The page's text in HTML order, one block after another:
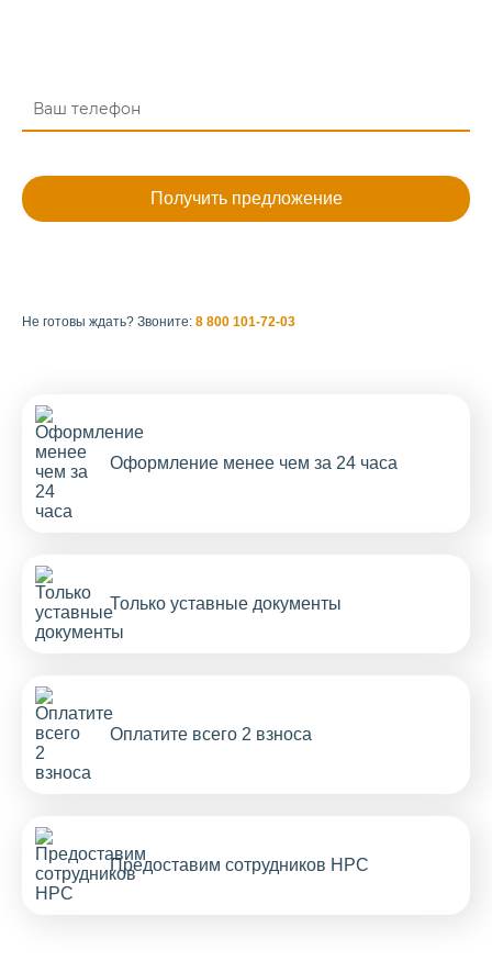
Не готовы ждать? Звоните: 8 800 101-72-03
Оформление менее чем за 24 часа
Только уставные документы
Оплатите всего 2 взноса
Предоставим сотрудников НРС